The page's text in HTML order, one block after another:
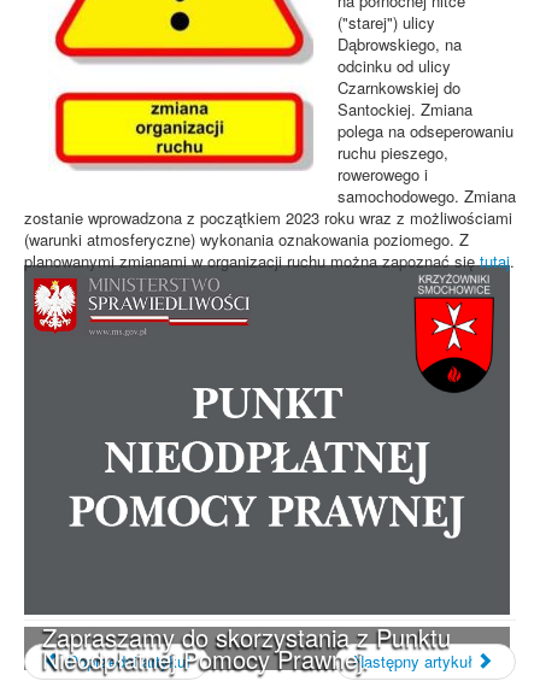
Zapraszamy do skorzystania z Punktu
Nieodpłatnej Pomocy Prawnej.
("starej") ulicy
Dąbrowskiego, na
odcinku od ulicy
Czarnkowskiej do
Santockiej. Zmiana
polega na odseperowaniu
ruchu pieszego,
rowerowego i
samochodowego. Zmiana
zostanie wprowadzona z początkiem 2023 roku wraz z możliwościami
(warunki atmosferyczne) wykonania oznakowania poziomego. Z
planowanymi zmianami w organizacji ruchu można zapoznać siętutaj.
Poprzedni artykuł Następny artykuł